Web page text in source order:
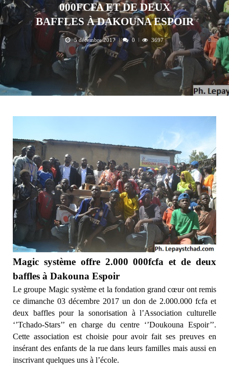
000FCFA ET DE DEUX
BAFFLES À DAKOUNA ESPOIR
5 décembre 2017 0 3697
Magic système offre 2.000 000fcfa et de deux
baffles à Dakouna Espoir
Le groupe Magic système et la fondation grand cœur ont remis
ce dimanche 03 décembre 2017 un don de 2.000.000 fcfa et
deux baffles pour la sonorisation à l’Association culturelle
‘’Tchado-Stars’’ en charge du centre ‘’Doukouna Espoir’’.
Cette association est choisie pour avoir fait ses preuves en
insérant des enfants de la rue dans leurs familles mais aussi en
inscrivant quelques uns à l’école.